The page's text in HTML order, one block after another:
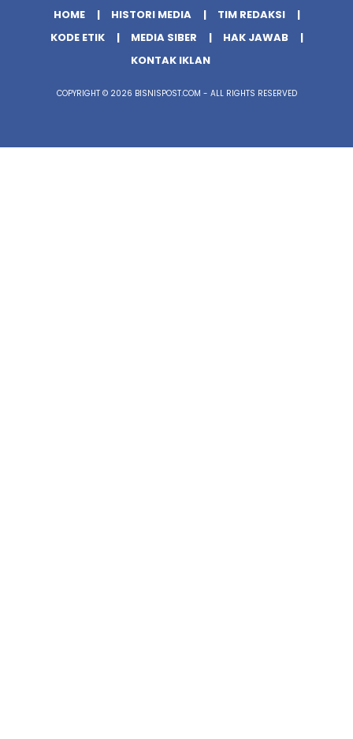
HOME HISTORI MEDIA
TIM REDAKSI
KODE ETIK
MEDIA SIBER
HAK JAWAB
KONTAK IKLAN
COPYRIGHT © 2026 BISNISPOST.COM - ALL RIGHTS RESERVED